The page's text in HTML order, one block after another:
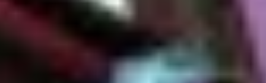
Measure content performance
Understand audiences through statistics or
Develop and improve services